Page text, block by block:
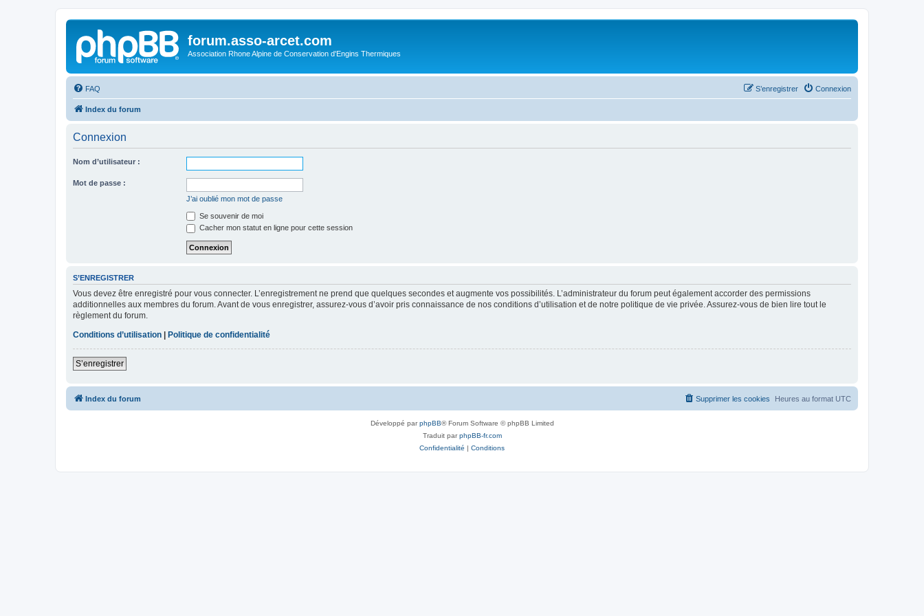
forum.asso-arcet.com
Association Rhone Alpine de Conservation d'Engins Thermiques
FAQ Connexion
S’enregistrer
Index du forum
Connexion
Nom d’utilisateur :
Mot de passe :
J’ai oublié mon mot de passe
Se souvenir de moi
Cacher mon statut en ligne pour cette session
S’ENREGISTRER
Vous devez être enregistré pour vous connecter. L’enregistrement ne prend que quelques secondes et augmente vos possibilités. L’administrateur du forum peut également accorder des permissions
additionnelles aux membres du forum. Avant de vous enregistrer, assurez-vous d’avoir pris connaissance de nos conditions d’utilisation et de notre politique de vie privée. Assurez-vous de bien lire tout le
règlement du forum.
Conditions d’utilisation
Politique de confidentialité
S’enregistrer
Index du forum Heures au format UTC
Supprimer les cookies
Développé parphpBB® Forum Software © phpBB Limited
Traduit parphpBB-fr.com
Confidentialité | Conditions